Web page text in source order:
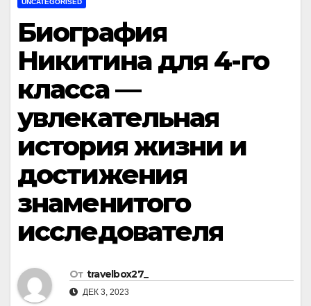
UNCATEGORISED
Биография
Никитина для 4-го
класса —
увлекательная
история жизни и
достижения
знаменитого
исследователя
От travelbox27_
ДЕК 3, 2023